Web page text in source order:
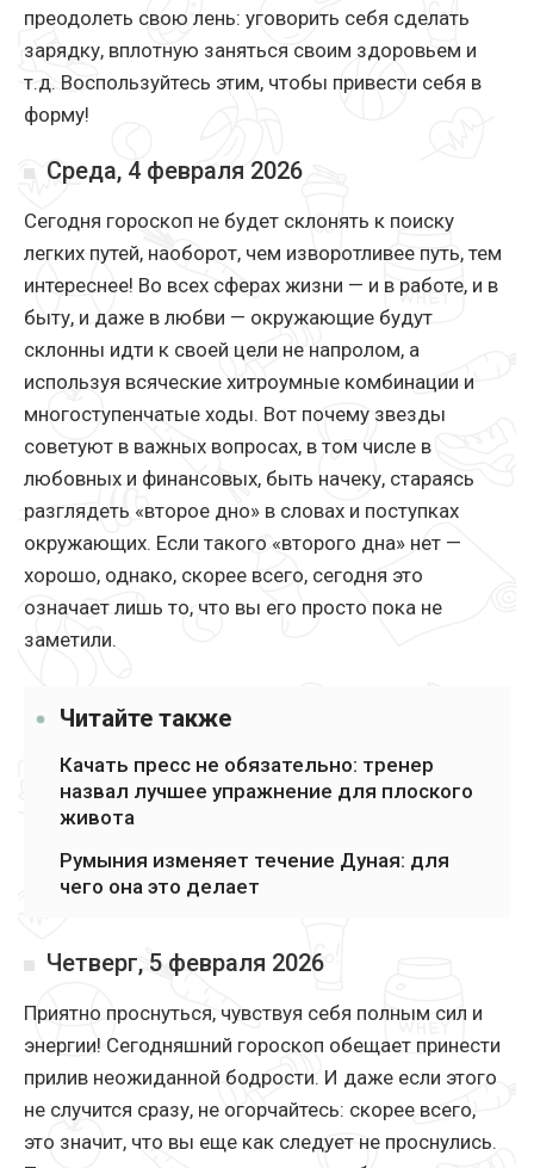
преодолеть свою лень: уговорить себя сделать
зарядку, вплотную заняться своим здоровьем и
т.д. Воспользуйтесь этим, чтобы привести себя в
форму!
Среда, 4 февраля 2026
Сегодня гороскоп не будет склонять к поиску
легких путей, наоборот, чем изворотливее путь, тем
интереснее! Во всех сферах жизни — и в работе, и в
быту, и даже в любви — окружающие будут
склонны идти к своей цели не напролом, а
используя всяческие хитроумные комбинации и
многоступенчатые ходы. Вот почему звезды
советуют в важных вопросах, в том числе в
любовных и финансовых, быть начеку, стараясь
разглядеть «второе дно» в словах и поступках
окружающих. Если такого «второго дна» нет —
хорошо, однако, скорее всего, сегодня это
означает лишь то, что вы его просто пока не
заметили.
Читайте также
Качать пресс не обязательно: тренер
назвал лучшее упражнение для плоского
живота
Румыния изменяет течение Дуная: для
чего она это делает
Четверг, 5 февраля 2026
Приятно проснуться, чувствуя себя полным сил и
энергии! Сегодняшний гороскоп обещает принести
прилив неожиданной бодрости. И даже если этого
не случится сразу, не огорчайтесь: скорее всего,
это значит, что вы еще как следует не проснулись.